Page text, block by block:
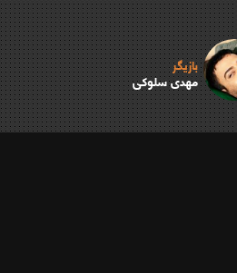
بازیگر
مهدی سلوکی